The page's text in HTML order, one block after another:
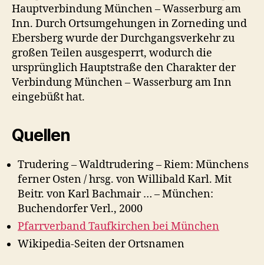
Hauptverbindung München – Wasserburg am
Inn. Durch Ortsumgehungen in Zorneding und
Ebersberg wurde der Durchgangsverkehr zu
großen Teilen ausgesperrt, wodurch die
ursprünglich Hauptstraße den Charakter der
Verbindung München – Wasserburg am Inn
eingebüßt hat.
Quellen
Trudering – Waldtrudering – Riem: Münchens
ferner Osten / hrsg. von Willibald Karl. Mit
Beitr. von Karl Bachmair … – München:
Buchendorfer Verl., 2000
Pfarrverband Taufkirchen bei München
Wikipedia-Seiten der Ortsnamen